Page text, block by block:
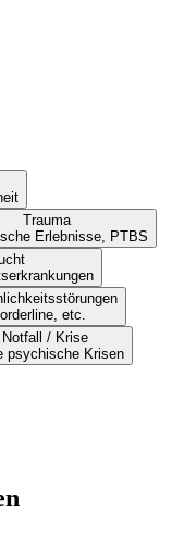
Trauma
Erlebnisse, PTBS
etc.
Notfall / Krise
psychische Krisen